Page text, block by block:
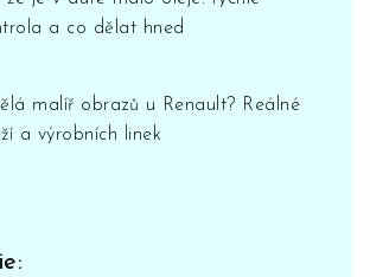
a co dělat hned
malíř obrazů u Renault? Reálné
a výrobních linek